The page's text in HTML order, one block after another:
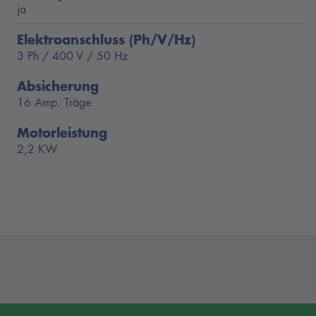
Mechanische Sicherheitsklinken und Synchronisation
Optimale Türfreiheit und Türschutz an den Säulen
Parkposition für sicheres und bequemes Arbeiten
Säulenverlängerungen, Energie-Set und
Zylinderabdeckungen bei allen Versionen sowie 2.
ja
Elektroanschluss (Ph/V/Hz)
3 Ph / 400 V / 50 Hz
Absicherung
16 Amp. Träge
Motorleistung
2,2 KW